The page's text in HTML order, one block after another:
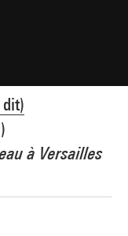
à Versailles